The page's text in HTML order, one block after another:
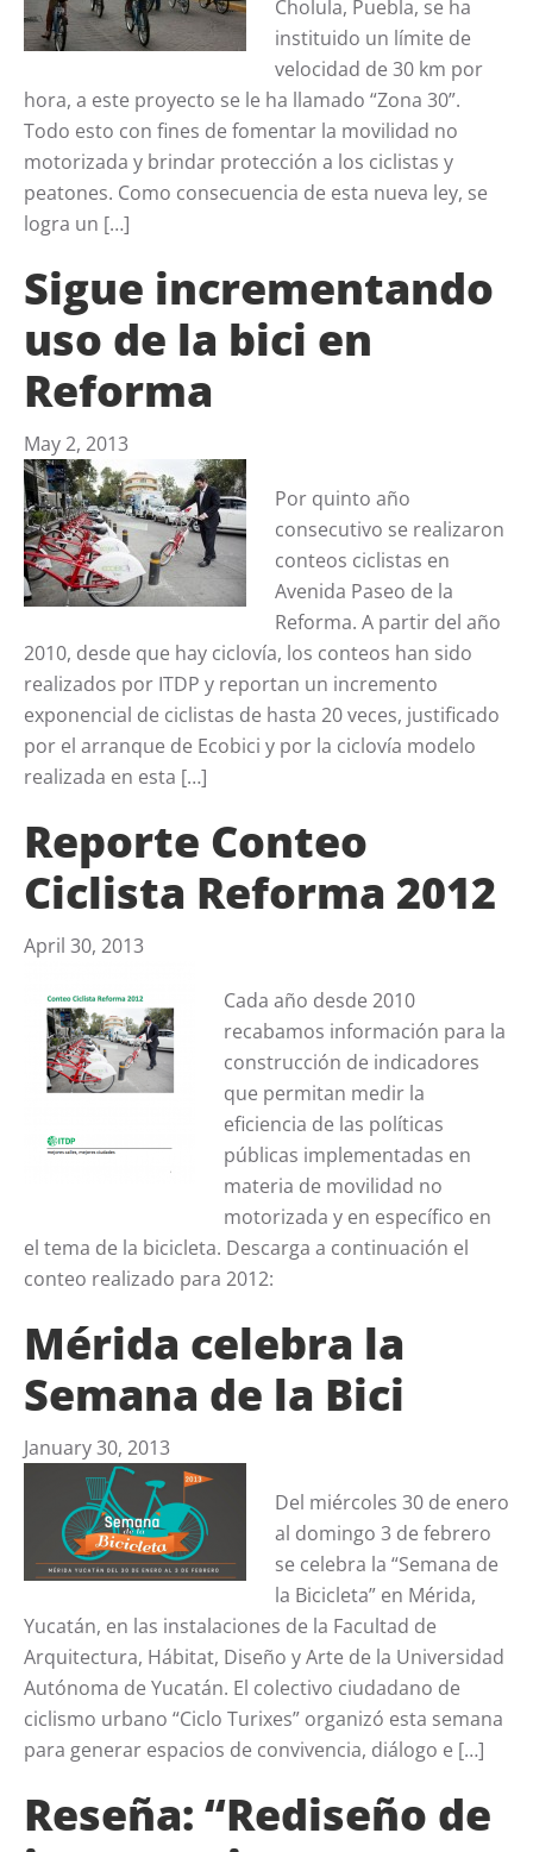
Cholula, Puebla, se ha
instituido un límite de
velocidad de 30 km por
hora, a este proyecto se le ha llamado “Zona 30”.
Todo esto con fines de fomentar la movilidad no
motorizada y brindar protección a los ciclistas y
peatones. Como consecuencia de esta nueva ley, se
logra un […]
Sigue incrementando
uso de la bici en
Reforma
May 2, 2013
Por quinto año
consecutivo se realizaron
conteos ciclistas en
Avenida Paseo de la
Reforma. A partir del año
2010, desde que hay ciclovía, los conteos han sido
realizados por ITDP y reportan un incremento
exponencial de ciclistas de hasta 20 veces, justificado
por el arranque de Ecobici y por la ciclovía modelo
realizada en esta […]
Reporte Conteo
Ciclista Reforma 2012
April 30, 2013
Cada año desde 2010
recabamos información para la
construcción de indicadores
que permitan medir la
eficiencia de las políticas
públicas implementadas en
materia de movilidad no
motorizada y en específico en
el tema de la bicicleta. Descarga a continuación el
conteo realizado para 2012:
Mérida celebra la
Semana de la Bici
January 30, 2013
Del miércoles 30 de enero
al domingo 3 de febrero
se celebra la “Semana de
la Bicicleta” en Mérida,
Yucatán, en las instalaciones de la Facultad de
Arquitectura, Hábitat, Diseño y Arte de la Universidad
Autónoma de Yucatán. El colectivo ciudadano de
ciclismo urbano “Ciclo Turixes” organizó esta semana
para generar espacios de convivencia, diálogo e […]
Reseña: “Rediseño de